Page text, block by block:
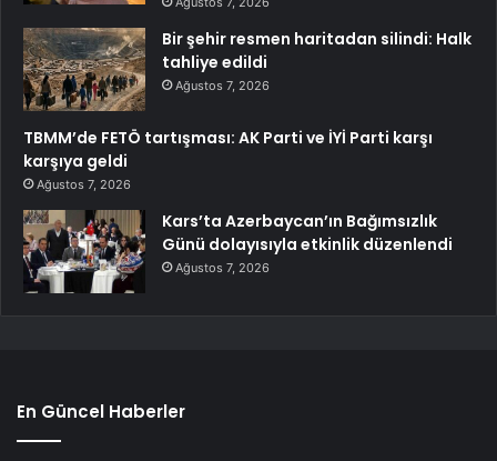
Bir şehir resmen haritadan silindi: Halk
tahliye edildi
Ağustos 7, 2026
TBMM’de FETÖ tartışması: AK Parti ve İYİ Parti karşı
karşıya geldi
Ağustos 7, 2026
Kars’ta Azerbaycan’ın Bağımsızlık
Günü dolayısıyla etkinlik düzenlendi
Ağustos 7, 2026
En Güncel Haberler